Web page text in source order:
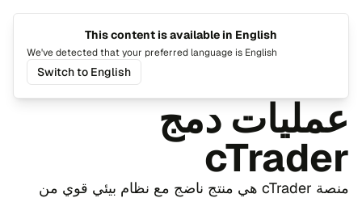
عمليات دمج
cTrader
منصة cTrader هي منتج ناضج مع نظام بيئي قوي من
This content is available in English
We've detected that your preferred language is English
Switch to English